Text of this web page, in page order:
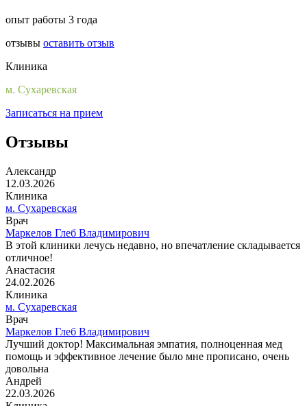
опыт работы 3 года
отзывы оставить отзыв
Клиника
м. Сухаревская
Записаться на прием
Отзывы
Александр
12.03.2026
Клиника
м. Сухаревская
Врач
Маркелов Глеб Владимирович
В этой клиники лечусь недавно, но впечатление складывается
отличное!
Анастасия
24.02.2026
Клиника
м. Сухаревская
Врач
Маркелов Глеб Владимирович
Лучший доктор! Максимальная эмпатия, полноценная мед
помощь и эффективное лечение было мне прописано, очень
довольна
Андрей
22.03.2026